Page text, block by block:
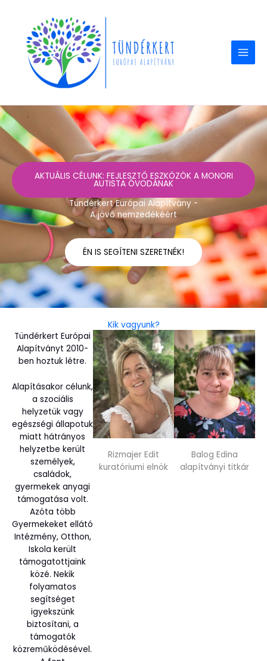
content
AKTUÁLIS CÉLUNK: FEJLESZTŐ ESZKÖZÖK A MONORI
AUTISTA ÓVODÁNAK
Tündérkert Európai Alapítvány -
A jövő nemzedékéért
ÉN IS SEGÍTENI SZERETNÉK!
Kik vagyunk?
Tündérkert Európai
Alapítványt 2010-
ben hoztuk létre.
Alapításakor célunk,
a szociális
helyzetük vagy
egészségi állapotuk
miatt hátrányos
helyzetbe került
személyek,
családok,
gyermekek anyagi
támogatása volt.
Azóta több
Gyermekeket ellátó
Intézmény, Otthon,
Iskola került
támogatottjaink
közé. Nekik
folyamatos
segítséget
igyekszünk
biztosítani, a
támogatók
közreműködésével.
Rizmajer Edit
kuratóriumi elnök
Balog Edina
alapítványi titkár